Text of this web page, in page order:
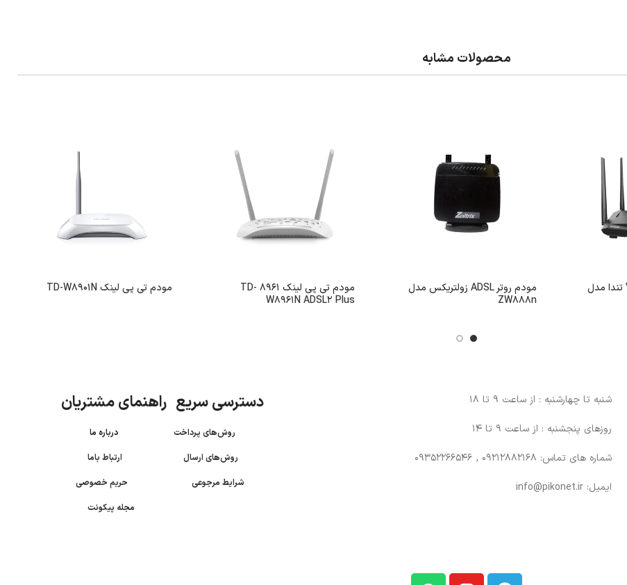
محصولات مشابه
مودم روتر VDSL/ADSL تندا مدل
مودم روتر ADSL زولتریکس مدل
ZW888n
مودم تی پی لینک 8961 TD-
W8961N ADSL2 Plus
مودم تی ‌پی لینک TD-W8901N
شنبه تا چهارشنبه : از ساعت 9 تا 18
روزهای پنجشنبه : از ساعت 9 تا 14
شماره های تماس: 09212882168 , 09352266546
ایمیل: info@pikonet.ir
دسترسی سریع راهنمای مشتریان
روش‌های پرداختدرباره ما
روش‌های ارسال
ارتباط باما
شرایط مرجوعی
حریم خصوصی
مجله پیکونت